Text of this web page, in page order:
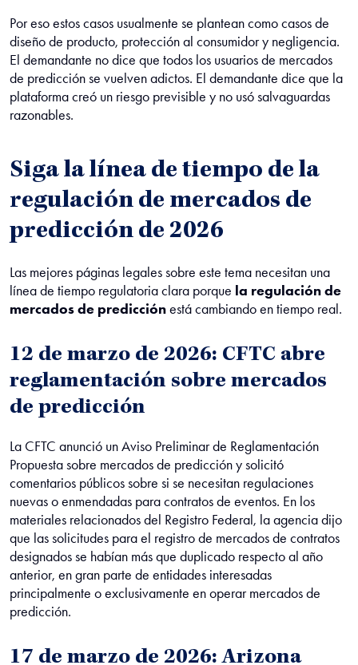
Por eso estos casos usualmente se plantean como casos de
diseño de producto, protección al consumidor y negligencia.
El demandante no dice que todos los usuarios de mercados
de predicción se vuelven adictos. El demandante dice que la
plataforma creó un riesgo previsible y no usó salvaguardas
razonables.
Siga la línea de tiempo de la
regulación de mercados de
predicción de 2026
Las mejores páginas legales sobre este tema necesitan una
línea de tiempo regulatoria clara porque la regulación de
mercados de predicciónestá cambiando en tiempo real.
12 de marzo de 2026: CFTC abre
reglamentación sobre mercados
de predicción
La CFTC anunció un Aviso Preliminar de Reglamentación
Propuesta sobre mercados de predicción y solicitó
comentarios públicos sobre si se necesitan regulaciones
nuevas o enmendadas para contratos de eventos. En los
materiales relacionados del Registro Federal, la agencia dijo
que las solicitudes para el registro de mercados de contratos
designados se habían más que duplicado respecto al año
anterior, en gran parte de entidades interesadas
principalmente o exclusivamente en operar mercados de
predicción.
17 de marzo de 2026: Arizona